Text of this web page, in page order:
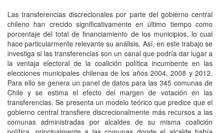
Las transferencias discrecionales por parte del gobierno central
chileno han crecido significativamente en último tiempo como
porcentaje del total de financiamiento de los municipios, lo cual
hace particularmente relevante su análisis. Así, en este trabajo se
investiga si las transferencias son un canal que podría dar lugar a
la ventaja electoral de la coalición política incumbente en las
elecciones municipales chilenas de los años 2004, 2008 y 2012.
Para ello se genera un panel de datos para las 345 comunas de
Chile y se estima el efecto del margen de votación en las
transferencias. Se presenta un modelo teórico que predice que el
gobierno central transfiere discrecionalmente más recursos a las
comunas administradas por alcaldes de su misma coalición